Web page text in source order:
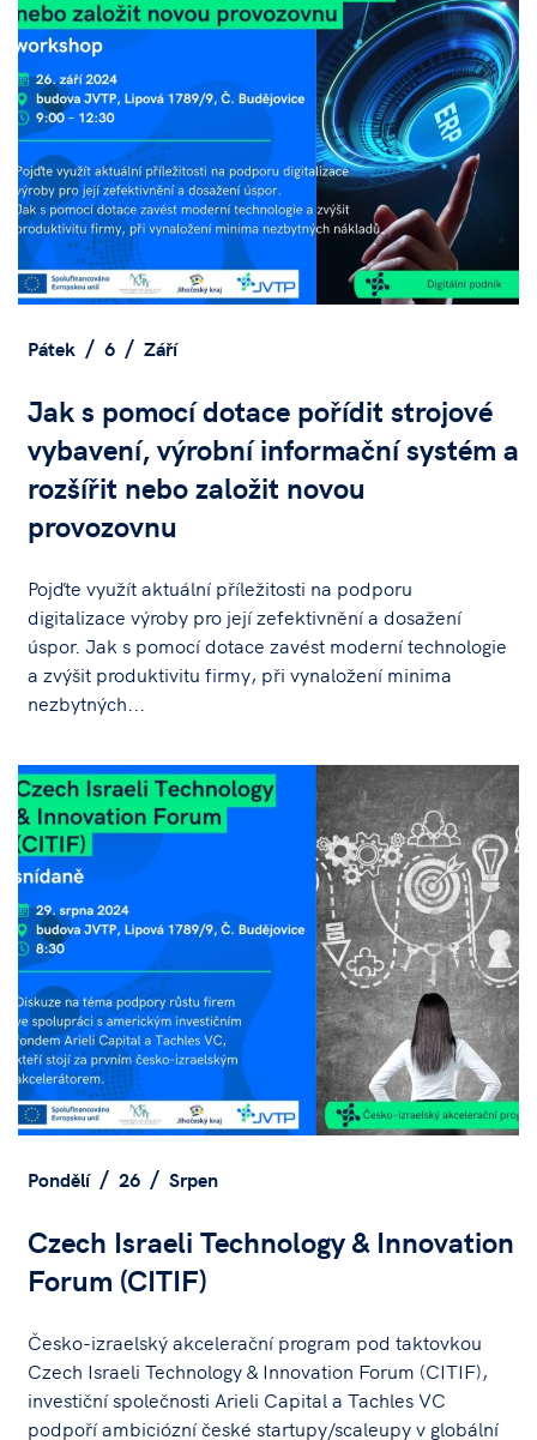
Pátek 6 Září
Jak s pomocí dotace pořídit strojové
vybavení, výrobní informační systém a
rozšířit nebo založit novou
provozovnu
Pojďte využít aktuální příležitosti na podporu
digitalizace výroby pro její zefektivnění a dosažení
úspor. Jak s pomocí dotace zavést moderní technologie
a zvýšit produktivitu firmy, při vynaložení minima
nezbytných...
Pondělí 26 Srpen
Czech Israeli Technology & Innovation
Forum (CITIF)
Česko-izraelský akcelerační program pod taktovkou
Czech Israeli Technology & Innovation Forum (CITIF),
investiční společnosti Arieli Capital a Tachles VC
podpoří ambiciózní české startupy/scaleupy v globální